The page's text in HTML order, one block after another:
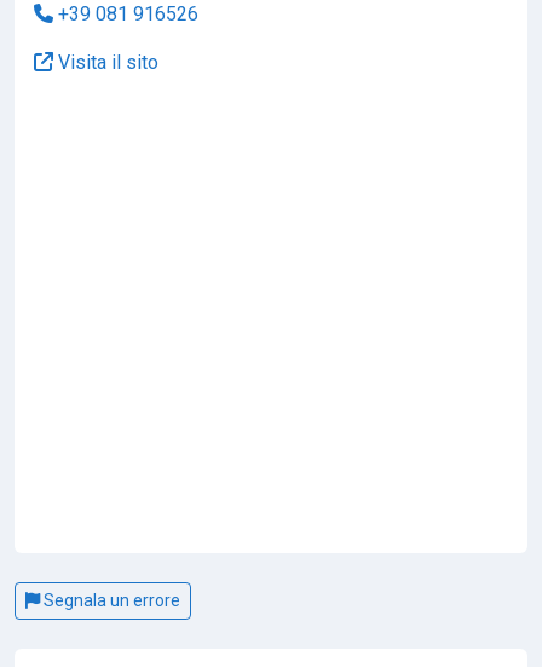
+39 081 916526
Visita il sito
Segnala un errore